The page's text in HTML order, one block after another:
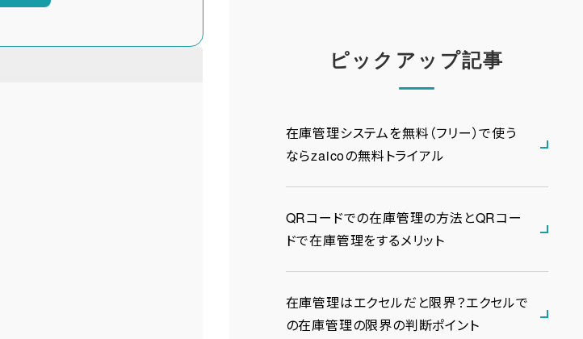
ピックアップ記事
在庫管理システムを無料（フリー）で使う
ならzaicoの無料トライアル
QRコードでの在庫管理の方法とQRコー
ドで在庫管理をするメリット
在庫管理はエクセルだと限界？エクセルで
の在庫管理の限界の判断ポイント